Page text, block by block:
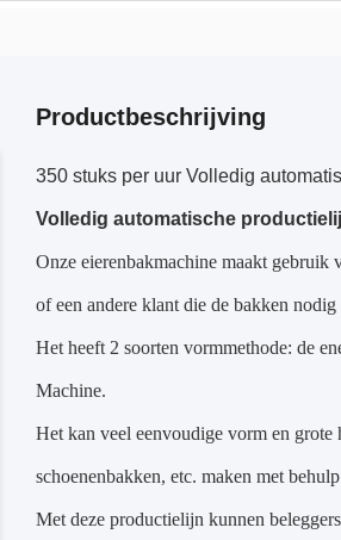
Productbeschrijving
350 stuks per uur Volledig
Volledig automatische
Onze eierenbakmachine maakt gebruik
of een andere klant die de bakken nodig
Het heeft 2 soorten vormmethode: de
Machine.
Het kan veel eenvoudige vorm en
schoenenbakken, etc. maken met
Met deze productielijn kunnen